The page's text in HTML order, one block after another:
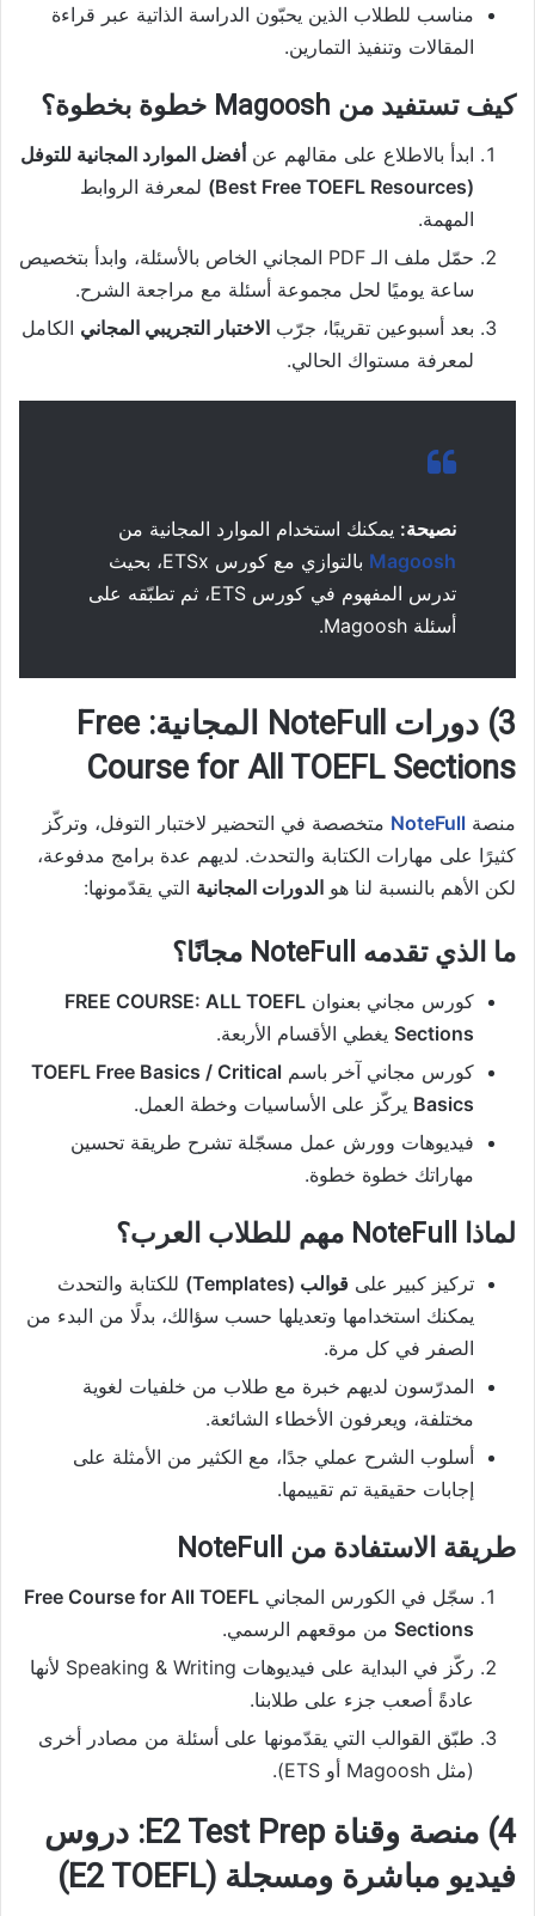
مناسب للطلاب الذين يحبّون الدراسة الذاتية عبر قراءة
المقالات وتنفيذ التمارين.
كيف تستفيد من Magoosh خطوة بخطوة؟
ابدأ بالاطلاع على مقالهم عن أفضل الموارد المجانية للتوفل
(Best Free TOEFL Resources)
لمعرفة الروابط
المهمة.
حمّل ملف الـ PDF المجاني الخاص بالأسئلة، وابدأ بتخصيص
ساعة يوميًا لحل مجموعة أسئلة مع مراجعة الشرح.
بعد أسبوعين تقريبًا، جرّب الاختبار التجريبي المجاني الكامل
لمعرفة مستواك الحالي.
نصيحة: يمكنك استخدام الموارد المجانية من
Magoosh
بالتوازي مع كورس ETSx، بحيث
تدرس المفهوم في كورس ETS، ثم تطبّقه على
أسئلة Magoosh.
3) دورات NoteFull المجانية: Free
Course for All TOEFL Sections
منصة NoteFull متخصصة في التحضير لاختبار التوفل، وتركّز
كثيرًا على مهارات الكتابة والتحدث. لديهم عدة برامج مدفوعة،
لكن الأهم بالنسبة لنا هو الدورات المجانية التي يقدّمونها:
ما الذي تقدمه NoteFull مجانًا؟
كورس مجاني بعنوان FREE COURSE: ALL TOEFL
Sections يغطي الأقسام الأربعة.
كورس مجاني آخر باسم TOEFL Free Basics / Critical
Basics يركّز على الأساسيات وخطة العمل.
فيديوهات وورش عمل مسجّلة تشرح طريقة تحسين
مهاراتك خطوة خطوة.
لماذا NoteFull مهم للطلاب العرب؟
تركيز كبير على قوالب (Templates)
للكتابة والتحدث
يمكنك استخدامها وتعديلها حسب سؤالك، بدلًا من البدء من
الصفر في كل مرة.
المدرّسون لديهم خبرة مع طلاب من خلفيات لغوية
مختلفة، ويعرفون الأخطاء الشائعة.
أسلوب الشرح عملي جدًا، مع الكثير من الأمثلة على
إجابات حقيقية تم تقييمها.
طريقة الاستفادة من NoteFull
سجّل في الكورس المجاني Free Course for All TOEFL
Sections من موقعهم الرسمي.
ركّز في البداية على فيديوهات Speaking & Writing لأنها
عادةً أصعب جزء على طلابنا.
طبّق القوالب التي يقدّمونها على أسئلة من مصادر أخرى
(مثل Magoosh أو ETS).
4) منصة وقناة E2 Test Prep: دروس
فيديو مباشرة ومسجلة (E2 TOEFL)